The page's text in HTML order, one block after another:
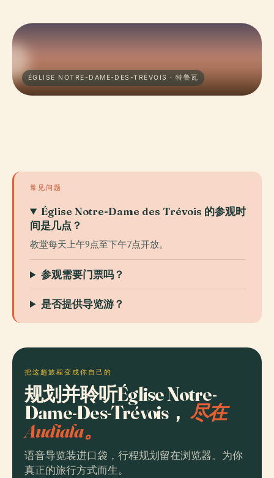
ÉGLISE NOTRE-DAME-DES-TRÉVOIS · 特鲁瓦
常见问题
Église Notre-Dame des Trévois 的参观时
间是几点？
教堂每天上午9点至下午7点开放。
参观需要门票吗？
是否提供导览游？
把这趟旅程变成你自己的
规划并聆听Église Notre-
Dame-Des-Trévois， 尽在
Audiala。
语音导览装进口袋，行程规划留在浏览器。为你
真正的旅行方式而生。